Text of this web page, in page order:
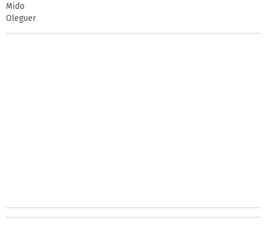
Mido
Oleguer